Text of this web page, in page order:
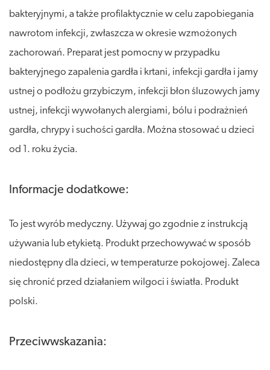
bakteryjnymi, a także profilaktycznie w celu zapobiegania
nawrotom infekcji, zwłaszcza w okresie wzmożonych
zachorowań. Preparat jest pomocny w przypadku
bakteryjnego zapalenia gardła i krtani, infekcji gardła i jamy
ustnej o podłożu grzybiczym, infekcji błon śluzowych jamy
ustnej, infekcji wywołanych alergiami, bólu i podrażnień
gardła, chrypy i suchości gardła. Można stosować u dzieci
od 1. roku życia.
Informacje dodatkowe:
To jest wyrób medyczny. Używaj go zgodnie z instrukcją
używania lub etykietą. Produkt przechowywać w sposób
niedostępny dla dzieci, w temperaturze pokojowej. Zaleca
się chronić przed działaniem wilgoci i światła. Produkt
polski.
Przeciwwskazania: